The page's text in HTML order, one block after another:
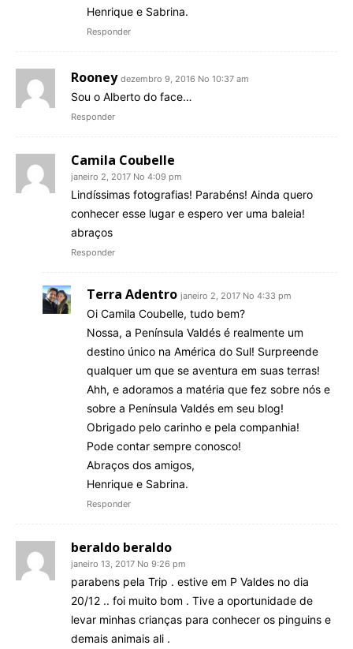
Henrique e Sabrina.
Responder
Rooney dezembro 9, 2016 No 10:37 am
Sou o Alberto do face…
Responder
Camila Coubelle
janeiro 2, 2017 No 4:09 pm
Lindíssimas fotografias! Parabéns! Ainda quero
conhecer esse lugar e espero ver uma baleia!
abraços
Responder
Terra Adentro janeiro 2, 2017 No 4:33 pm
Oi Camila Coubelle, tudo bem?
Nossa, a Península Valdés é realmente um
destino único na América do Sul! Surpreende
qualquer um que se aventura em suas terras!
Ahh, e adoramos a matéria que fez sobre nós e
sobre a Península Valdés em seu blog!
Obrigado pelo carinho e pela companhia!
Pode contar sempre conosco!
Abraços dos amigos,
Henrique e Sabrina.
Responder
beraldo beraldo
janeiro 13, 2017 No 9:26 pm
parabens pela Trip . estive em P Valdes no dia
20/12 .. foi muito bom . Tive a oportunidade de
levar minhas crianças para conhecer os pinguins e
demais animais ali .